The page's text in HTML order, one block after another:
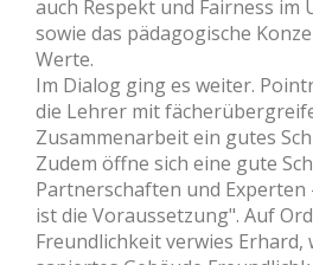
auch Respekt und Fairness im
sowie das pädagogische
Werte.
Im Dialog ging es weiter.
die Lehrer mit
Zusammenarbeit ein gutes
Zudem öffne sich eine gute
Partnerschaften und
ist die Voraussetzung". Auf
Freundlichkeit verwies Erhard,